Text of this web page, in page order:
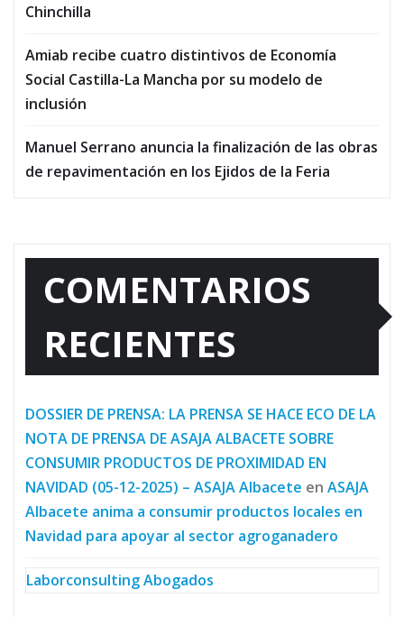
Chinchilla
Amiab recibe cuatro distintivos de Economía
Social Castilla-La Mancha por su modelo de
inclusión
Manuel Serrano anuncia la finalización de las obras
de repavimentación en los Ejidos de la Feria
COMENTARIOS
RECIENTES
DOSSIER DE PRENSA: LA PRENSA SE HACE ECO DE LA
NOTA DE PRENSA DE ASAJA ALBACETE SOBRE
CONSUMIR PRODUCTOS DE PROXIMIDAD EN
NAVIDAD (05-12-2025) – ASAJA Albacete en ASAJA
Albacete anima a consumir productos locales en
Navidad para apoyar al sector agroganadero
Laborconsulting Abogados